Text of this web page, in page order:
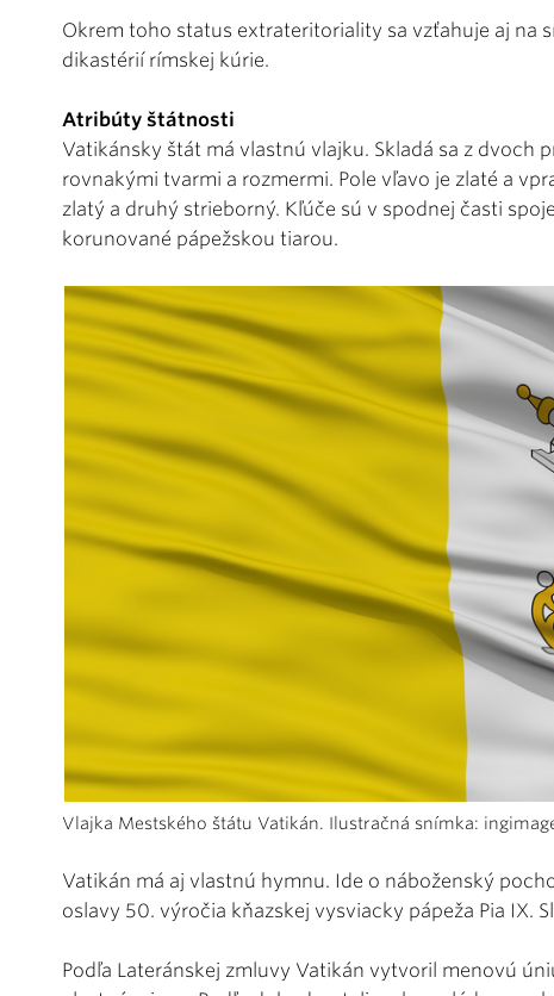
Okrem toho status extrateritoriality sa vzťahuje aj na
dikastérií rímskej kúrie.
Atribúty štátnosti
Vatikánsky štát má vlastnú vlajku. Skladá sa z dvoch
rovnakými tvarmi a rozmermi. Pole vľavo je zlaté a
zlatý a druhý strieborný. Kľúče sú v spodnej časti
korunované pápežskou tiarou.
Vlajka Mestského štátu Vatikán. Ilustračná snímka:
Vatikán má aj vlastnú hymnu. Ide o náboženský
oslavy 50. výročia kňazskej vysviacky pápeža Pia IX.
Podľa Lateránskej zmluvy Vatikán vytvoril menovú